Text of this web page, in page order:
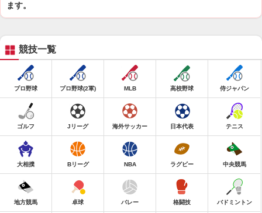
ます。
競技一覧
プロ野球 プロ野球(2軍) MLB 高校野球 侍ジャパン
ゴルフ Jリーグ 海外サッカー 日本代表 テニス
大相撲 Bリーグ NBA ラグビー 中央競馬
地方競馬 卓球 バレー 格闘技 バドミントン